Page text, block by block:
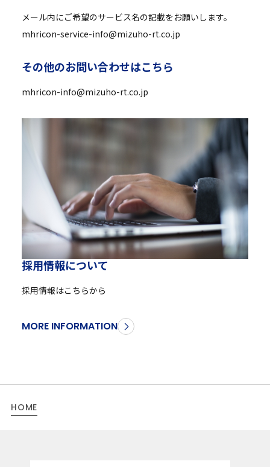
メール内にご希望のサービス名の記載をお願いします。
mhricon-service-info@mizuho-rt.co.jp
その他のお問い合わせはこちら
mhricon-info@mizuho-rt.co.jp
採用情報について
採用情報はこちらから
MORE INFORMATION
HOME